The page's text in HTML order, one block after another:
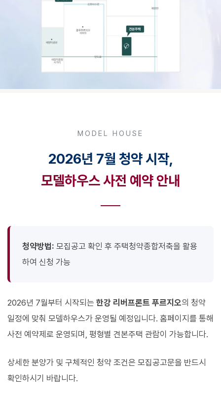
MODEL HOUSE
2026년 7월 청약 시작,
모델하우스 사전 예약 안내
청약방법: 모집공고 확인 후 주택청약종합저축을 활용
하여 신청 가능
2026년 7월부터 시작되는 한강 리버프론트 푸르지오의 청약
일정에 맞춰 모델하우스가 운영될 예정입니다. 홈페이지를 통해
사전 예약제로 운영되며, 평형별 견본주택 관람이 가능합니다.
상세한 분양가 및 구체적인 청약 조건은 모집공고문을 반드시
확인하시기 바랍니다.